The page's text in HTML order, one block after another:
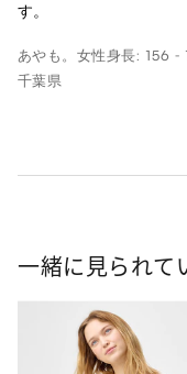
す。
あやも。 女性身長: 156 -
千葉県
一緒に見られて